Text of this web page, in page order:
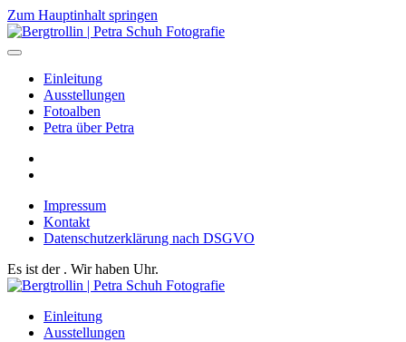
Zum Hauptinhalt springen
Einleitung
Ausstellungen
Fotoalben
Petra über Petra
Impressum
Kontakt
Datenschutzerklärung nach DSGVO
Es ist der . Wir haben Uhr.
Einleitung
Ausstellungen